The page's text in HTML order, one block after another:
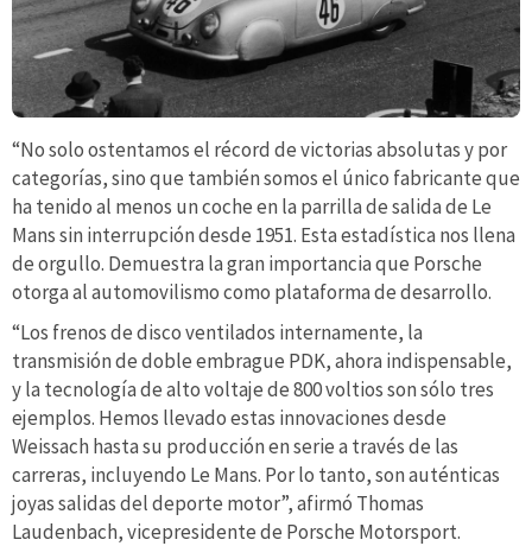
“No solo ostentamos el récord de victorias absolutas y por
categorías, sino que también somos el único fabricante que
ha tenido al menos un coche en la parrilla de salida de Le
Mans sin interrupción desde 1951. Esta estadística nos llena
de orgullo. Demuestra la gran importancia que Porsche
otorga al automovilismo como plataforma de desarrollo.
“Los frenos de disco ventilados internamente, la
transmisión de doble embrague PDK, ahora indispensable,
y la tecnología de alto voltaje de 800 voltios son sólo tres
ejemplos. Hemos llevado estas innovaciones desde
Weissach hasta su producción en serie a través de las
carreras, incluyendo Le Mans. Por lo tanto, son auténticas
joyas salidas del deporte motor”, afirmó Thomas
Laudenbach, vicepresidente de Porsche Motorsport.